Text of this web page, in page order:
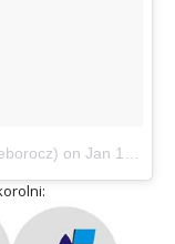
on Jan 19, 2015 at 6:55am PST